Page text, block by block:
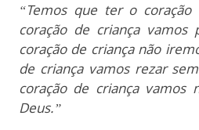
“Temos que ter o
coração de criança vamos
coração de criança não
de criança vamos rezar
coração de criança vamos
Deus.”